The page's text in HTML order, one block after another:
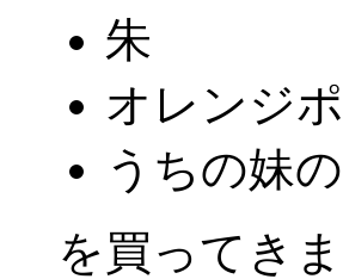
朱
オレンジ
うちの妹
を買ってき